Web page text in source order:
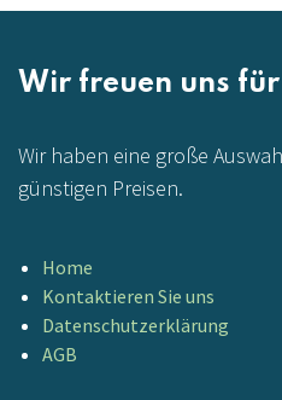
Wir freuen uns
Wir haben eine große
günstigen Preisen.
Home
Kontaktieren Sie uns
Datenschutzerklärung
AGB